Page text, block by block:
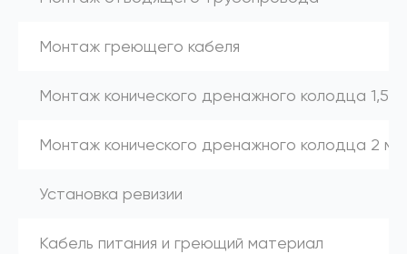
Монтаж греющего кабеля
Монтаж конического дренажного колодца 1,5 м
Монтаж конического дренажного колодца 2 м
Установка ревизии
Кабель питания и греющий материал